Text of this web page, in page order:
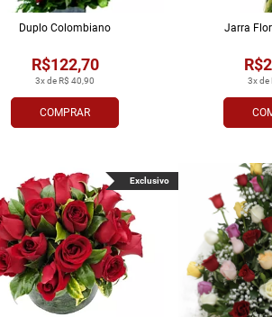
COMPRAR
3x de R$ 40,90
R$122,70
Duplo Colombiano
3x de
Jarra
Exclusivo